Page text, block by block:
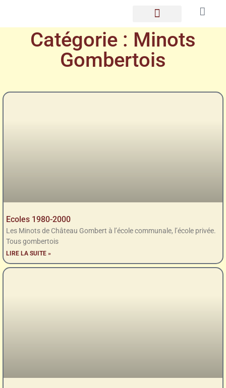
Catégorie : Minots
Gombertois
Ecoles 1980-2000
Les Minots de Château Gombert à l’école communale, l’école privée.
Tous gombertois
LIRE LA SUITE »